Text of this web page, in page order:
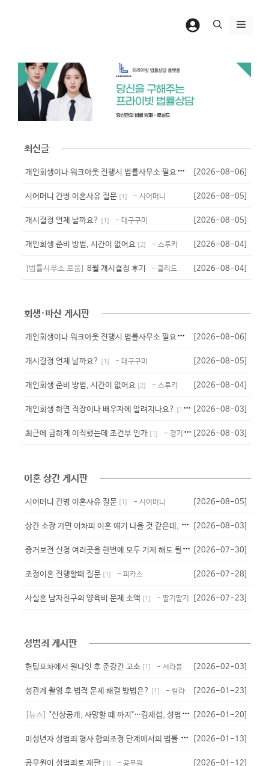
메
최신글
개
인회생이나 워크아웃 진행시 법률사무소 필요서류? [1] - 닉넴
[2026-08-06]
시어머니 간병 이혼사유 질문 [1 ] - 시어머니 [2026-08-05]
개시결정 언제 날까요? [1 ] - 대구구미 [2026-08-05]
개인회생 준비 방법, 시간이 없어요 [2] - 스투키 [2026-08-04]
[법률사무소 로움] 8월 개시결정 후기 - 클리드 [2026-08-04]
회생·파산 게시판
개
인회생이나 워크아웃 진행시 법률사무소 필요서류? [1] - 닉넴
[2026-08-06]
개시결정 언제 날까요? [1 ] - 대구구미 [2026-08-05]
개인회생 준비 방법, 시간이 없어요 [2] - 스투키 [2026-08-04]
개인회생 하면 직장이나 배우자에 알려지나요? [1 ] - 바나나우유
[2026-08-03]
최근에 급하게 이직했는데 조건부 인가 [1 ] - 경기주민 [2026-08-03]
이혼 상간 게시판
시어머니 간병 이혼사유 질문 [1 ] - 시어머니 [2026-08-05]
상
간 소장 가면 어차피 이혼 얘기 나올 것 같은데, 미리 뭘 준비해야 할... [2026-08-03]
증
거보전 신청 여러곳을 한번에 모두 기제 해도 될까요? [2] - 클라우스
[2026-07-30]
조정이혼 진행할때 질문 [1 ] - 피카스 [2026-07-28]
사실혼 남자친구의 양육비 문제 소액 [1 ] - 딸기딸기 [2026-07-23]
성범죄 게시판
헌팅포차에서 원나잇 후 준강간 고소 [1 ] - 서라붐 [2026-02-03]
성관계 촬영 후 법적 문제 해결 방법은? [1 ] - 칼라 [2026-01-23]
[뉴스] "신상공개, 사망할 때 까지"…김재섭, 성범죄자 신상공개 강화 법안냈다 [2026-01-20]
미
성년자 성범죄 형사 합의조정 단계에서의 법률 자문 필요성 [1 - 뇨끼
[2026-01-13]
공무원이 성범죄로 재판 [1 ] - 공무원 [2026-01-12]